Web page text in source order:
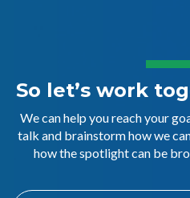
So let’s work
We can help you reach your
talk and brainstorm how we
how the spotlight can be